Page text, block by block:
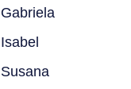
Gabriela
Isabel
Susana